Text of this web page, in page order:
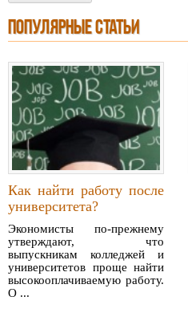
ПОПУЛЯРНЫЕ СТАТЬИ
Как найти работу после
университета?
Экономисты по-прежнему
утверждают, что
выпускникам колледжей и
университетов проще найти
высокооплачиваемую работу.
О ...